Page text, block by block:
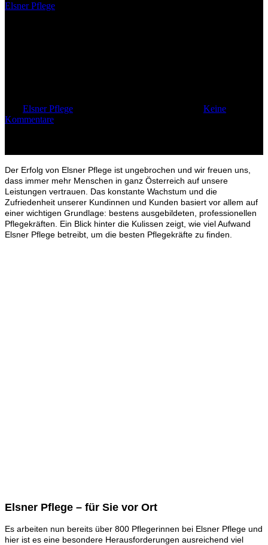
Elsner Pflege
Elsner Pflege
Keine
Kommentare
Der Erfolg von Elsner Pflege ist ungebrochen und wir freuen uns,
dass immer mehr Menschen in ganz Österreich auf unsere
Leistungen vertrauen.
Das konstante Wachstum und die
Zufriedenheit unserer Kundinnen und Kunden basiert vor allem auf
einer wichtigen Grundlage: bestens ausgebildeten, professionellen
Pflegekräften. Ein Blick hinter die Kulissen zeigt, wie viel Aufwand
Elsner Pflege betreibt, um die besten Pflegekräfte zu finden.
Elsner Pflege – für Sie vor Ort
Es arbeiten nun bereits über 800 Pflegerinnen bei Elsner Pflege und
hier ist es eine besondere Herausforderungen ausreichend viel